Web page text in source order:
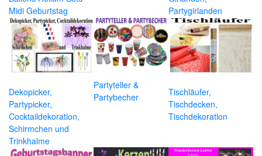
Midi Geburtstag
Partygirlanden
Dekopicker,
Partypicker,
Cocktaildekoration,
Schirmchen und
Trinkhalme
Partyteller &
Partybecher
Tischläufer,
Tischdecken,
Tischdekoration